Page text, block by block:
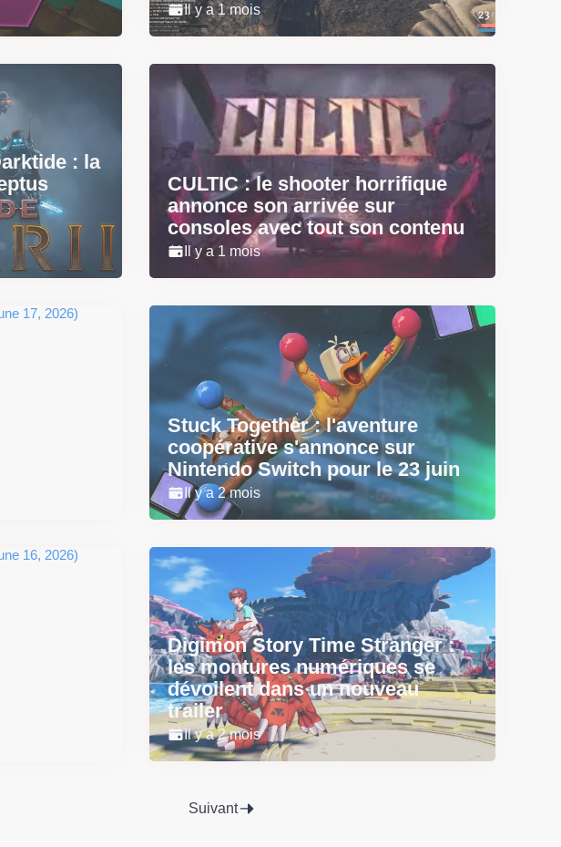
Il y a 1 mois
: la
CULTIC : le shooter horrifique
annonce son arrivée sur
consoles avec tout son contenu
Il y a 1 mois
Stuck Together : l'aventure
coopérative s'annonce sur
Nintendo Switch pour le 23 juin
Il y a 2 mois
Digimon Story Time Stranger :
les montures numériques se
dévoilent dans un nouveau
trailer
Il y a 2 mois
Suivant